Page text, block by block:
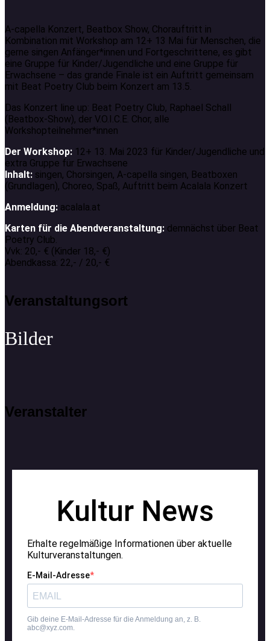
A-capella Konzert, Beatbox Show, Chorauftritt in
Kombination mit Workshop am 12+ 13 Mai für Menschen, die
gerne singen Anfänger*innen und Fortgeschrittene, es gibt
eine Gruppe für Kinder/Jugendliche und eine Gruppe für
Erwachsene – das grande Finale ist ein Auftritt gemeinsam
mit Beat Poetry Club beim Konzert am 13.5.
Das Konzert line up: Beat Poetry Club, Raphael Schall
(Beatbox-Show), der V.O.I.C.E. Chor, alle
Workshopteilnehmer*innen
Der Workshop: 12+ 13. Mai 2023 für Kinder/Jugendliche und
extra Gruppe für Erwachsene
Inhalt: singen, Chorsingen, A-capella singen, Beatboxen
(Grundlagen), Choreo, Spaß, Auftritt beim Acalala Konzert
Anmeldung: acalala.at
Karten für die Abendveranstaltung: demnächst über Beat
Poetry Club.
Vvk: 20,- € (Kinder 18,- €)
Abendkassa: 22,- / 20,- €
Veranstaltungsort
Veranstalter
Kultur News
Erhalte regelmäßige Informationen über aktuelle
Kulturveranstaltungen.
E-Mail-Adresse
Gib deine E-Mail-Adresse für die Anmeldung an, z. B.
abc@xyz.com.